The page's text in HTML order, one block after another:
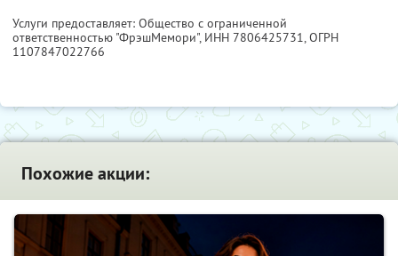
Услуги предоставляет: Общество с ограниченной
ответственностью "ФрэшМемори", ИНН 7806425731, ОГРН
1107847022766
Похожие акции: